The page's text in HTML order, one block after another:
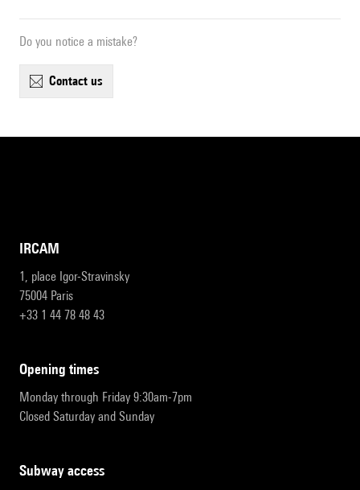
Do you notice a mistake?
contact us
IRCAM
1, place Igor-Stravinsky
75004 Paris
+33 1 44 78 48 43
opening times
Monday through Friday 9:30am-7pm
Closed Saturday and Sunday
subway access